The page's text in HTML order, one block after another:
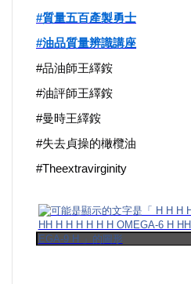
好人好事/人物介紹
#質量五百產製勇士
#油品質量辨識講座
#品油師王繹銨
#油評師王繹銨
#曼時王繹銨
#失去貞操的橄欖油
#Theextravirginity